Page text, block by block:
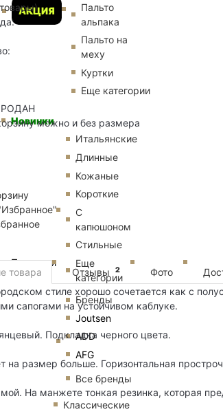
АКЦИЯ
Пальто
альпака
Пальто на
меху
Куртки
Еще категории
Новинки
Пуховики
Итальянские
Длинные
Кожаные
Короткие
С
капюшоном
Стильные
Еще
категории
Бренды
Joutsen
ADD
AFG
Все бренды
Классические
можно и без размера
товара Отзывы 2 Фото
стиле хорошо сочетается как с
сапогами на устойчивом каблуке.
Подкладка черного цвета.
на размер больше. Горизонтальная
На манжете тонкая резинка, которая